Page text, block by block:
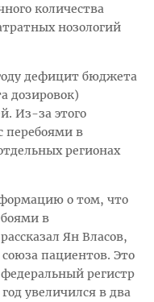
количества
нозологий
дефицит бюджета
дозировок)
Из-за этого
перебоями в
регионах
о том, что
в
Ян Власов,
союза пациентов. Это
регистр
увеличился в два